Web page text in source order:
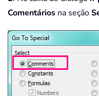
Comentários na seção